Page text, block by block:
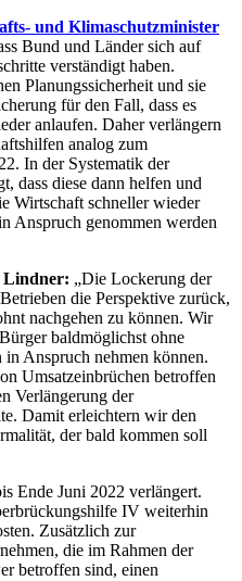
und Klimaschutzminister
Bund und Länder sich auf
verständigt haben.
Planungssicherheit und sie
für den Fall, dass es
anlaufen. Daher verlängern
analog zum
In der Systematik der
dass diese dann helfen und
Wirtschaft schneller wieder
Anspruch genommen werden
Lindner: „Die Lockerung der
die Perspektive zurück,
nachgehen zu können. Wir
baldmöglichst ohne
Anspruch nehmen können.
Umsatzeinbrüchen betroffen
Verlängerung der
Damit erleichtern wir den
der bald kommen soll
Ende Juni 2022 verlängert.
IV weiterhin
Zusätzlich zur
die im Rahmen der
betroffen sind, einen